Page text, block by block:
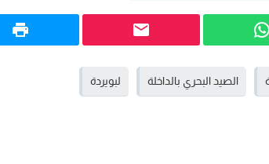
الصيد البحري بالداخلة لبويردة